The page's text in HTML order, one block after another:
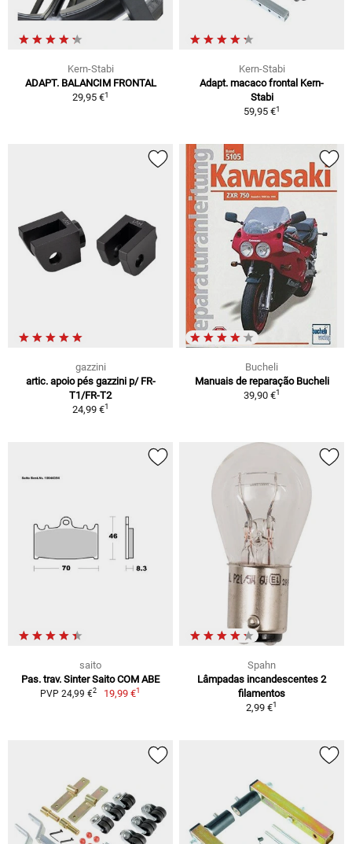
Kern-Stabi
ADAPT. BALANCIM FRONTAL
29,95 €1
Kern-Stabi
Adapt. macaco frontal Kern-
Stabi
59,95 €1
gazzini
artic. apoio pés gazzini p/ FR-
T1/FR-T2
24,99 €1
Bucheli
Manuais de reparação Bucheli
39,90 €1
saito
Pas. trav. Sinter Saito COM ABE
PVP 24,99 €2 19,99 €1
Spahn
Lâmpadas incandescentes 2
filamentos
2,99 €1